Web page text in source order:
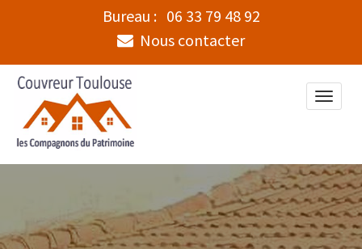
Bureau : 06 33 79 48 92
Nous contacter
Toggle